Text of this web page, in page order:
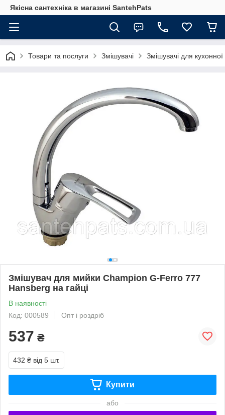
Якісна сантехніка в магазині SantehPats
Товари та послуги Змішувачі Змішувачі для
Змішувач для мийки Champion G-Ferro 777
Hansberg на гайці
В наявності
Код: 000589
Опт і роздріб
537 ₴
432 ₴ від 5 шт.
Купити
або